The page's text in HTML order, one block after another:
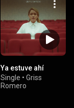
Ya estuve ahí
Single • Griss
Romero